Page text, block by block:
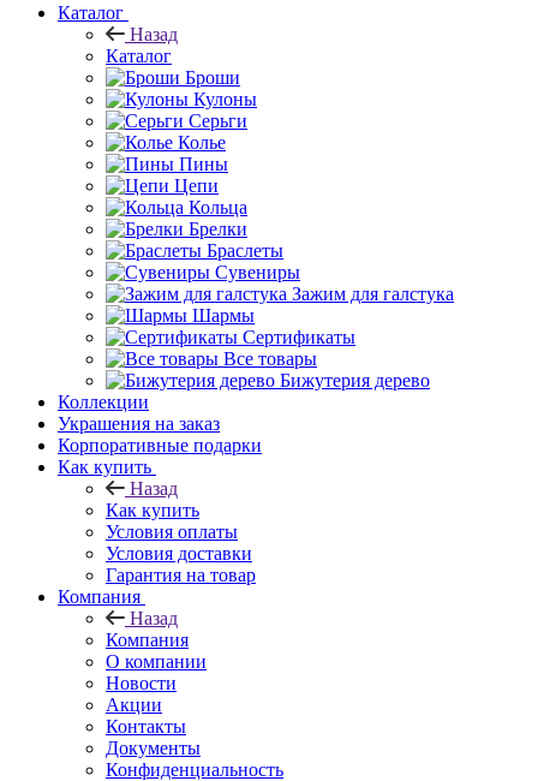
Каталог
Назад
Каталог
Броши
Кулоны
Серьги
Колье
Пины
Цепи
Кольца
Брелки
Браслеты
Сувениры
Зажим для галстука
Шармы
Сертификаты
Все товары
Бижутерия дерево
Коллекции
Украшения на заказ
Корпоративные подарки
Как купить
Назад
Как купить
Условия оплаты
Условия доставки
Гарантия на товар
Компания
Назад
Компания
О компании
Новости
Акции
Контакты
Документы
Конфиденциальность